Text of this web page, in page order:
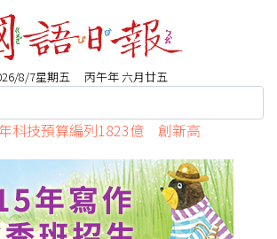
8/7星期五 丙午年 六月廿五
科技預算編列1823億 創新高